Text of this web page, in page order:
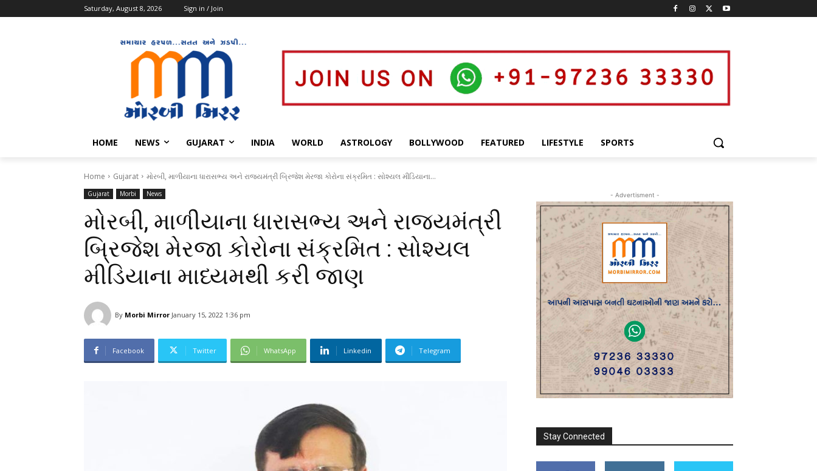
Saturday, August 8, 2026 Sign in / Join
HOME NEWS GUJARAT INDIA WORLD ASTROLOGY BOLLYWOOD FEATURED LIFESTYLE SPORTS
Home Gujarat મોરબી, માળીયાના ધારાસભ્ય અને રાજ્યમંત્રી બ્રિજેશ મેરજા કોરોના સંક્રમિત : સોશ્યલ મીડિયાના...
Gujarat Morbi News
મોરબી, માળીયાના ધારાસભ્ય અને રાજ્યમંત્રી
બ્રિજેશ મેરજા કોરોના સંક્રમિત : સોશ્યલ
મીડિયાના માધ્યમથી કરી જાણ
By Morbi Mirror January 15, 2022 1:36 pm
Facebook Twitter WhatsApp Linkedin Telegram
- Advertisment -
Stay Connected